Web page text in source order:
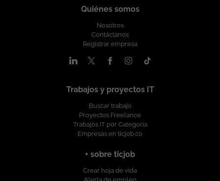
Quiénes somos
Nosotros
Contáctanos
Registrar empresa
Trabajos y proyectos IT
Buscar trabajo
Proyectos Freelance
Trabajos IT por Categoría
Empresas en ticjob.co
+ sobre ticjob
Crear hoja de vida